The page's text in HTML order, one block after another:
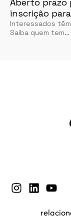
inscrição
Interessados
Saiba quem tem…